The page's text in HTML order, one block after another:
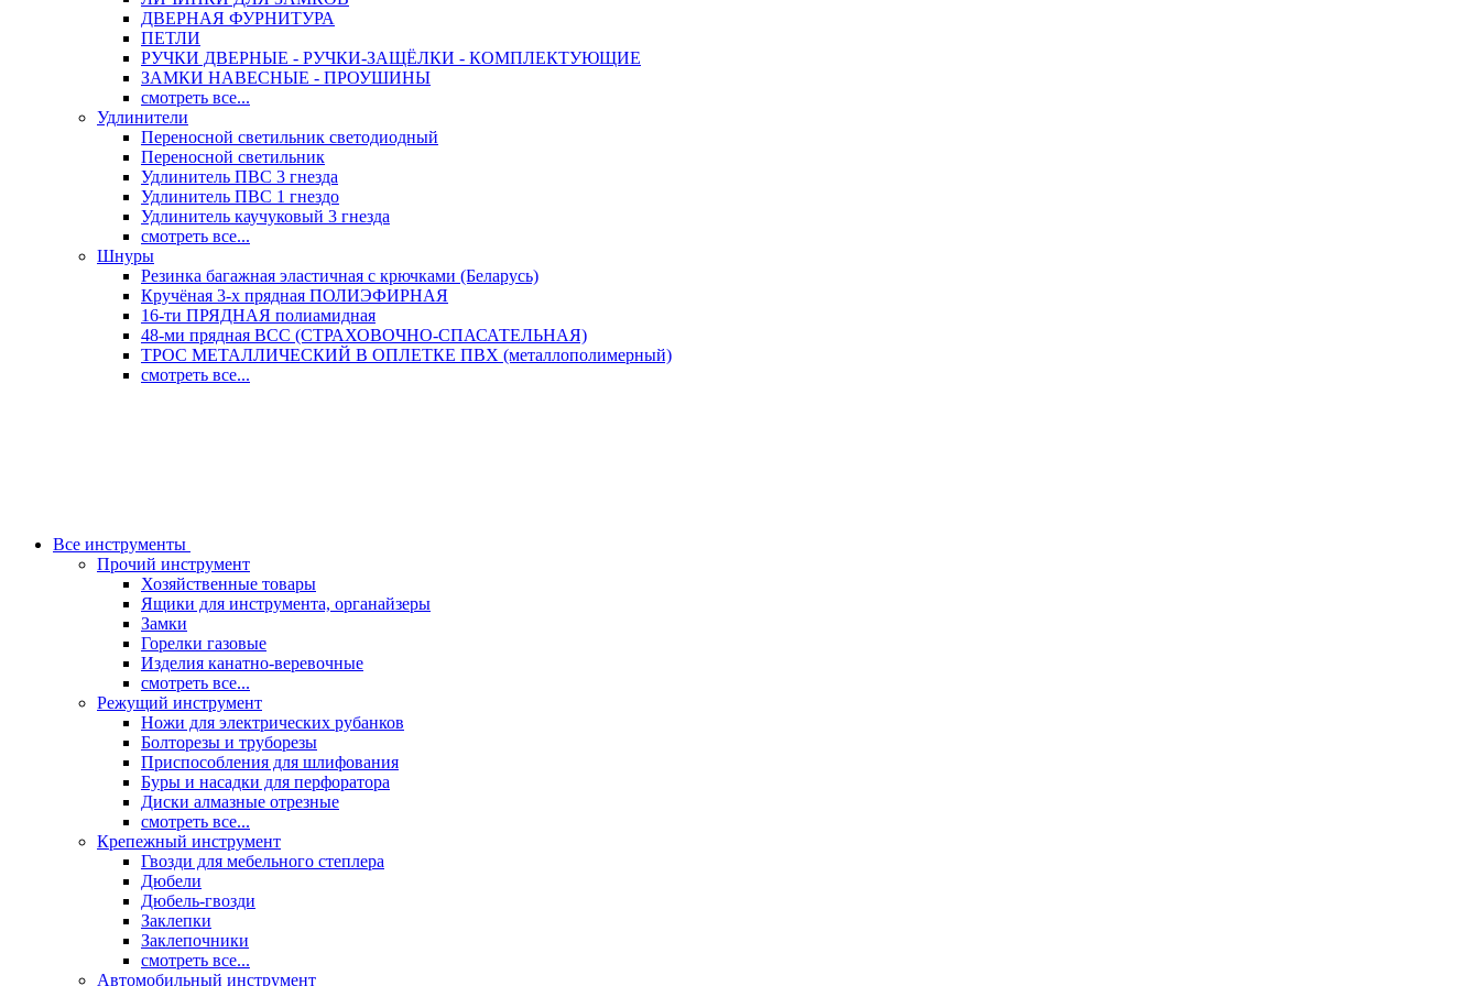
ДВЕРНАЯ ФУРНИТУРА
ПЕТЛИ
РУЧКИ ДВЕРНЫЕ - РУЧКИ-ЗАЩЁЛКИ - КОМПЛЕКТУЮЩИЕ
ЗАМКИ НАВЕСНЫЕ - ПРОУШИНЫ
смотреть все...
Удлинители
Переносной светильник светодиодный
Переносной светильник
Удлинитель ПВС 3 гнезда
Удлинитель ПВС 1 гнездо
Удлинитель каучуковый 3 гнезда
смотреть все...
Шнуры
Резинка багажная эластичная с крючками (Беларусь)
Кручёная 3-х прядная ПОЛИЭФИРНАЯ
16-ти ПРЯДНАЯ полиамидная
48-ми прядная ВСС (СТРАХОВОЧНО-СПАСАТЕЛЬНАЯ)
ТРОС МЕТАЛЛИЧЕСКИЙ В ОПЛЕТКЕ ПВХ (металлополимерный)
смотреть все...
Все инструменты
Прочий инструмент
Хозяйственные товары
Ящики для инструмента, органайзеры
Замки
Горелки газовые
Изделия канатно-веревочные
смотреть все...
Режущий инструмент
Ножи для электрических рубанков
Болторезы и труборезы
Приспособления для шлифования
Буры и насадки для перфоратора
Диски алмазные отрезные
смотреть все...
Крепежный инструмент
Гвозди для мебельного степлера
Дюбели
Дюбель-гвозди
Заклепки
Заклепочники
смотреть все...
Автомобильный инструмент